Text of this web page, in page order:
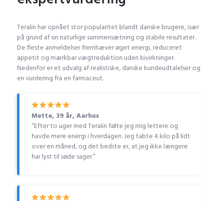
Teralin har opnået stor popularitet blandt danske brugere, især
på grund af sin naturlige sammensætning og stabile resultater.
De fleste anmeldelser fremhæver øget energi, reduceret
appetit og mærkbar vægtreduktion uden bivirkninger.
Nedenfor er et udvalg af realistiske, danske kundeudtalelser og
en vurdering fra en farmaceut.
Mette, 39 år, Aarhus
“Efter to uger med Teralin følte jeg mig lettere og
havde mere energi i hverdagen. Jeg tabte 4 kilo på lidt
over en måned, og det bedste er, at jeg ikke længere
har lyst til søde sager.”